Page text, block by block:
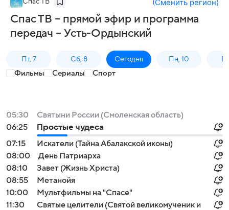
(Сменить регион)
Спас ТВ – прямой эфир и программа
передач – Усть-Ордынский
Пт, 7 Сб, 8 Сегодня Пн, 10
Фильмы Сериалы Спорт
05:30
Святыни России (Смоленская область)
06:25
Простые чудеса
07:15
Искатели (Тайна Абалакской иконы)
08:00
День Патриарха
08:10
Завет (Жизнь Христа)
08:55
Метанойя
10:00
Мультфильмы на "Спасе"
11:30
Святые целители (Святой великомученик и